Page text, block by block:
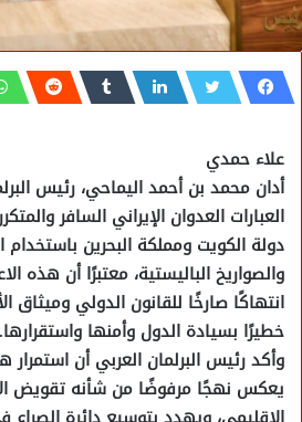
علاء حمدي
أدان محمد بن أحمد اليماحي، رئيس
العبارات العدوان الإيراني السافر
دولة الكويت ومملكة البحرين باستخدام
والصواريخ الباليستية، معتبرًا أن هذه
انتهاكًا صارخًا للقانون الدولي وميثاق
خطيرًا بسيادة الدول وأمنها واستقرارها.
وأكد رئيس البرلمان العربي أن استمرار
يعكس نهجًا مرفوضًا من شأنه تقويض